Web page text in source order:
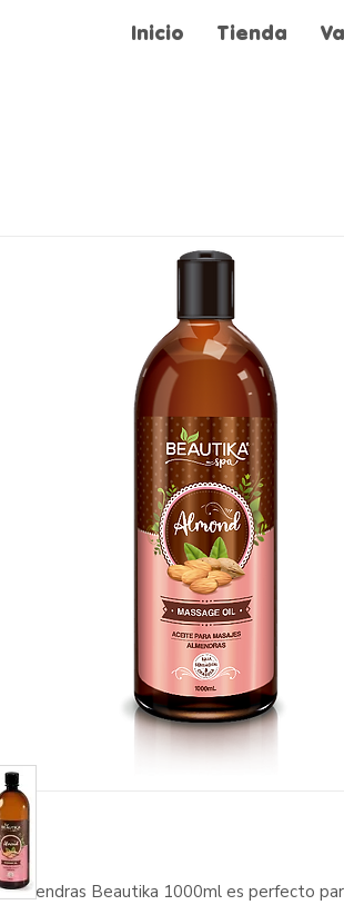
Inicio Tienda
Beautika 1000ml es perfecto